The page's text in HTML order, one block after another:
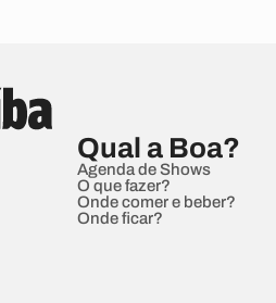
Qual a Boa?
Agenda de Shows
O que fazer?
Onde comer e beber?
Onde ficar?